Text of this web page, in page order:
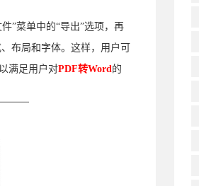
”菜单中的“导出”选项，再
布局和字体。这样，用户可
满足用户对PDF转Word的